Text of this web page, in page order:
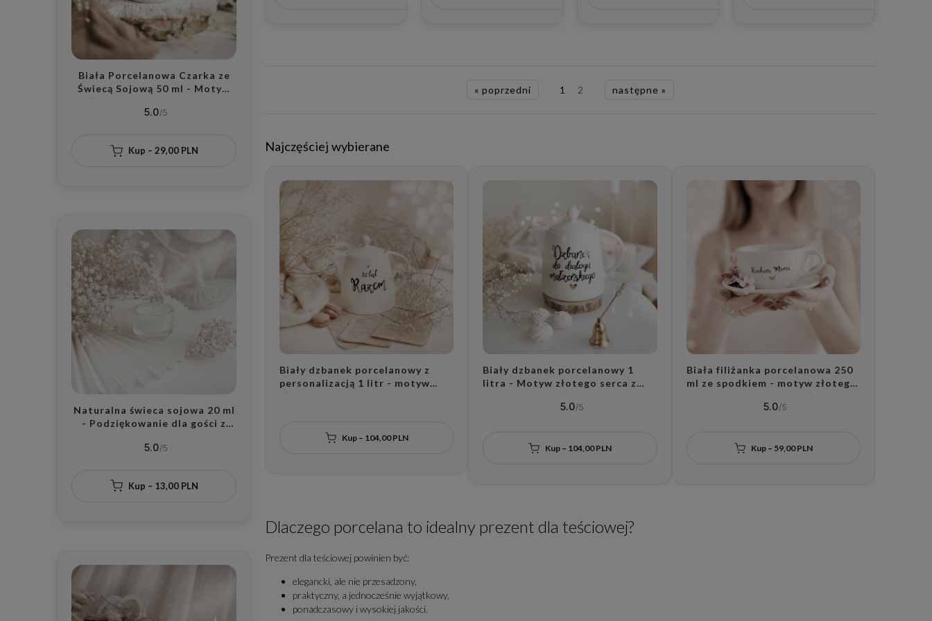
Biała Porcelanowa Czarka ze
Świecą Sojową 50 ml - Motyw
Złotego Serca z Wybranym
Zapachem dla Bliskiej Osoby na
5.0
Kup – 29,00 PLN
Naturalna świeca sojowa 20 ml
- Podziękowanie dla gości z
dla gości
5.0
Kup – 13,00 PLN
« poprzedni 1 2 następne »
Najczęściej wybierane
Biały dzbanek porcelanowy z
personalizacją 1 litr - motyw
złotego serca z nadrukiem liczby
Kup – 104,00 PLN
Biały dzbanek porcelanowy 1
litra - Motyw złotego serca z
małżeńskiego na rocznicę ślubu
5.0
Kup – 104,00 PLN
Biała filiżanka porcelanowa 250
ml ze spodkiem - motyw złotego
5.0
Kup – 59,00 PLN
Dlaczego porcelana to idealny prezent dla teściowej?
Prezent dla teściowej powinien być:
elegancki, ale nie przesadzony,
praktyczny, a jednocześnie wyjątkowy,
ponadczasowy i wysokiej jakości.